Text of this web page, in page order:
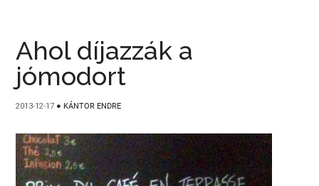
Ahol díjazzák a
jómodort
2013-12-17 ● KÁNTOR ENDRE